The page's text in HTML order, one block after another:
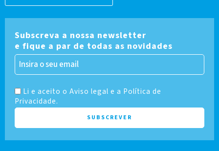
Subscreva a nossa newsletter
e fique a par de todas as novidades
Li e aceito o Aviso legal e a Política de
Privacidade.